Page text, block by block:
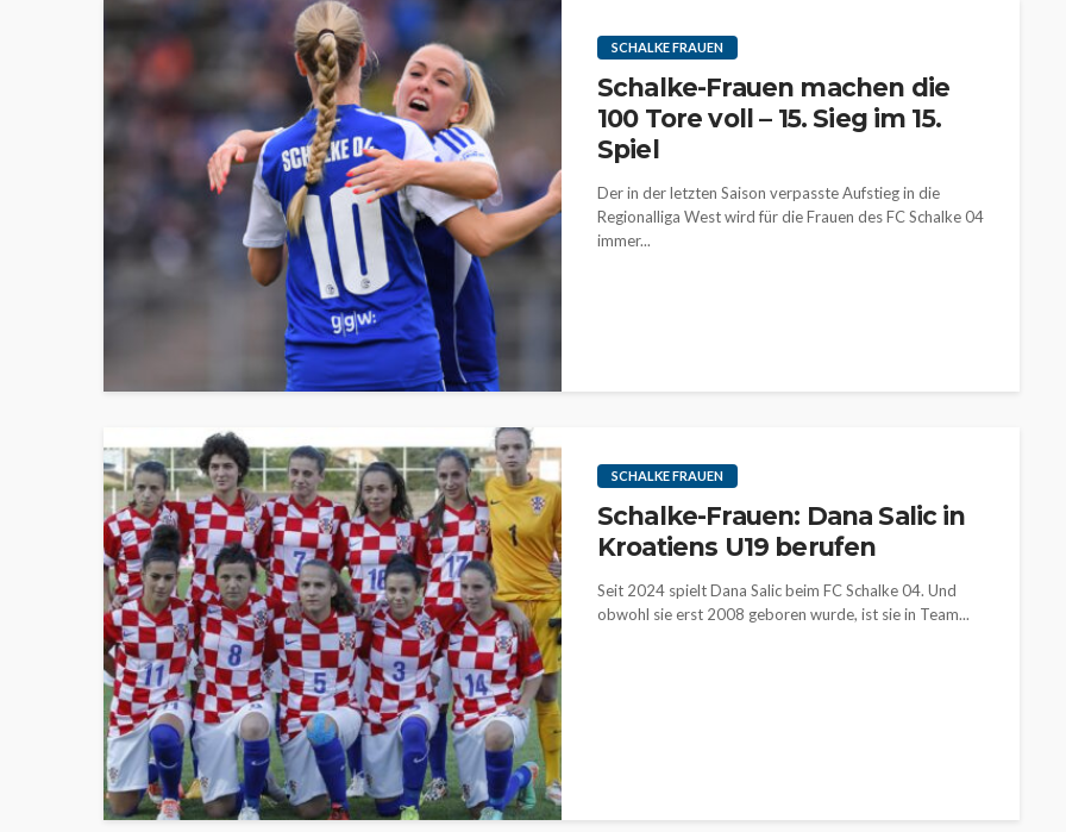
SCHALKE FRAUEN
Schalke-Frauen machen die
100 Tore voll – 15. Sieg im 15.
Spiel
Der in der letzten Saison verpasste Aufstieg in die
Regionalliga West wird für die Frauen des FC Schalke 04
immer...
SCHALKE FRAUEN
Schalke-Frauen: Dana Salic in
Kroatiens U19 berufen
Seit 2024 spielt Dana Salic beim FC Schalke 04. Und
obwohl sie erst 2008 geboren wurde, ist sie in Team...